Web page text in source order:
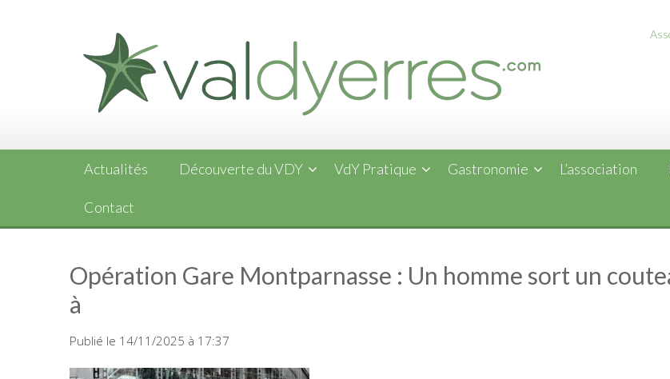
Actualités Découverte du VDY VdY Pratique Gastronomie L’association
Contact
Opération Gare Montparnasse : Un homme sort un
à
Publié le 14/11/2025 à 17:37